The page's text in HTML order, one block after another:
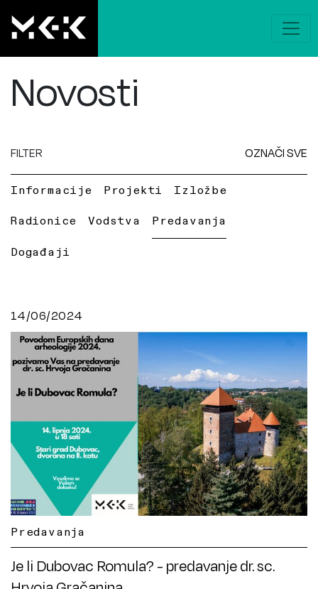
Novosti
FILTER OZNAČI SVE
Informacije Projekti Izložbe
Radionice Vodstva Predavanja
Događaji
14/06/2024
Predavanja
Je li Dubovac Romula? - predavanje dr. sc.